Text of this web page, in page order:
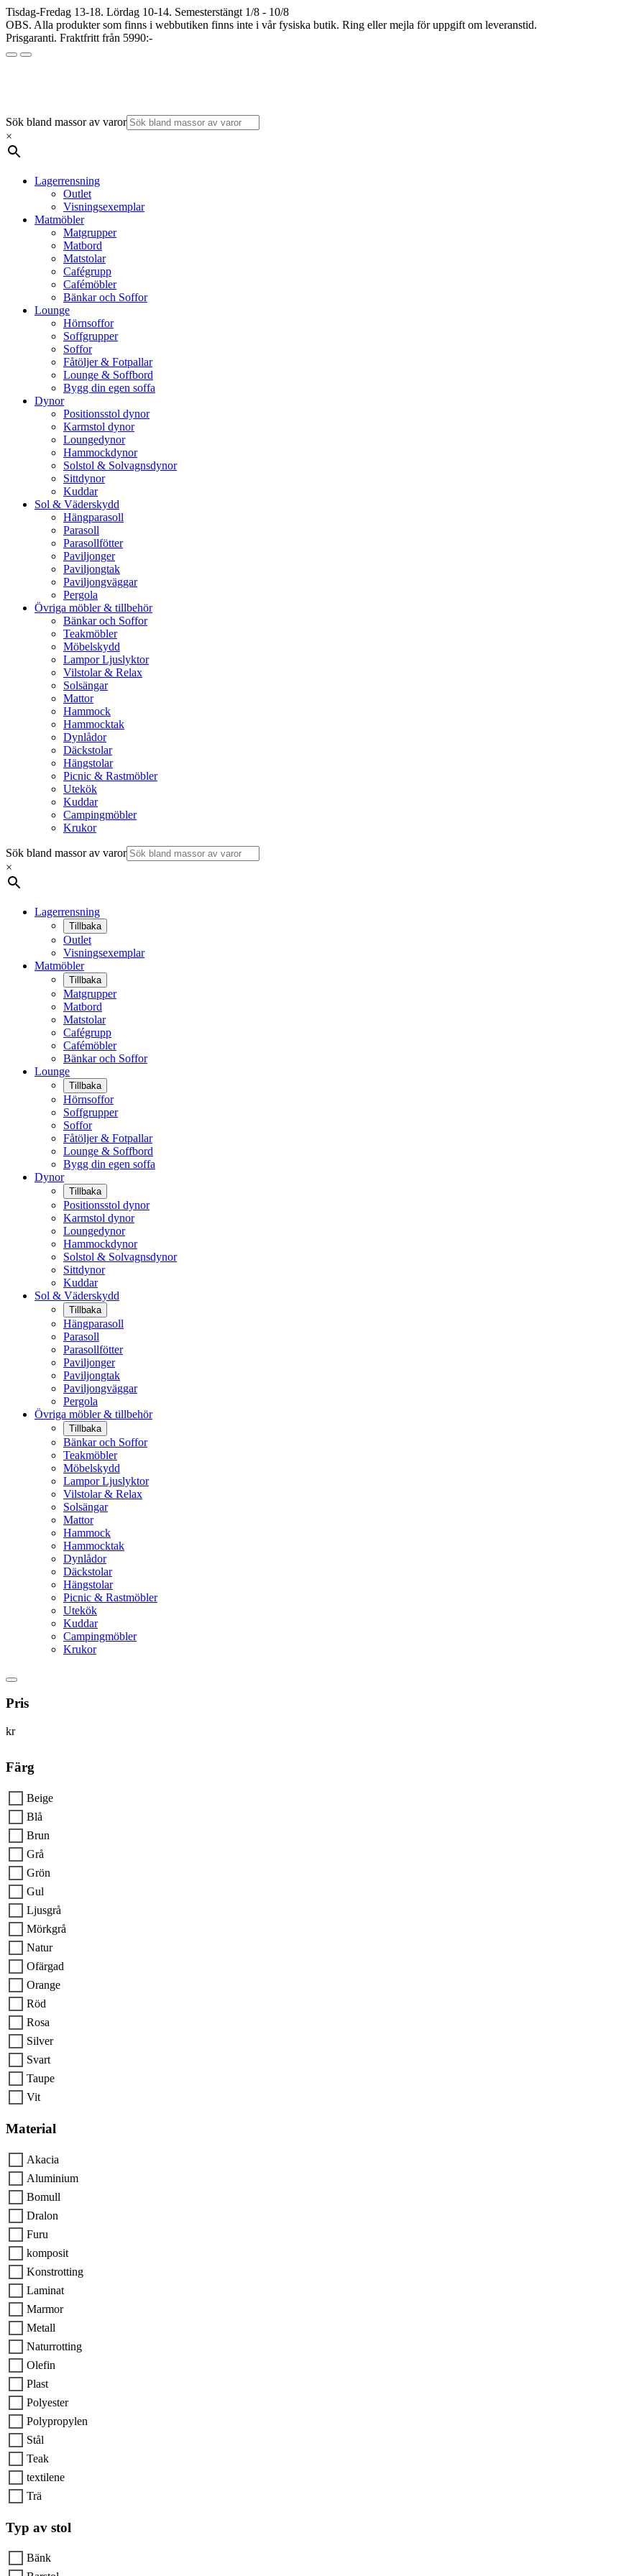
Tisdag-Fredag 13-18. Lördag 10-14. Semesterstängt 1/8 - 10/8
OBS. Alla produkter som finns i webbutiken finns inte i vår fysiska butik. Ring eller mejla för uppgift om leveranstid.
Prisgaranti. Fraktfritt från 5990:-
Sök bland massor av varor
×
Lagerrensning
Outlet
Visningsexemplar
Matmöbler
Matgrupper
Matbord
Matstolar
Cafégrupp
Cafémöbler
Bänkar och Soffor
Lounge
Hörnsoffor
Soffgrupper
Soffor
Fåtöljer & Fotpallar
Lounge & Soffbord
Bygg din egen soffa
Dynor
Positionsstol dynor
Karmstol dynor
Loungedynor
Hammockdynor
Solstol & Solvagnsdynor
Sittdynor
Kuddar
Sol & Väderskydd
Hängparasoll
Parasoll
Parasollfötter
Paviljonger
Paviljongtak
Paviljongväggar
Pergola
Övriga möbler & tillbehör
Bänkar och Soffor
Teakmöbler
Möbelskydd
Lampor Ljuslyktor
Vilstolar & Relax
Solsängar
Mattor
Hammock
Hammocktak
Dynlådor
Däckstolar
Hängstolar
Picnic & Rastmöbler
Utekök
Kuddar
Campingmöbler
Krukor
Sök bland massor av varor
×
Lagerrensning
Tillbaka
Outlet
Visningsexemplar
Matmöbler
Tillbaka
Matgrupper
Matbord
Matstolar
Cafégrupp
Cafémöbler
Bänkar och Soffor
Lounge
Tillbaka
Hörnsoffor
Soffgrupper
Soffor
Fåtöljer & Fotpallar
Lounge & Soffbord
Bygg din egen soffa
Dynor
Tillbaka
Positionsstol dynor
Karmstol dynor
Loungedynor
Hammockdynor
Solstol & Solvagnsdynor
Sittdynor
Kuddar
Sol & Väderskydd
Tillbaka
Hängparasoll
Parasoll
Parasollfötter
Paviljonger
Paviljongtak
Paviljongväggar
Pergola
Övriga möbler & tillbehör
Tillbaka
Bänkar och Soffor
Teakmöbler
Möbelskydd
Lampor Ljuslyktor
Vilstolar & Relax
Solsängar
Mattor
Hammock
Hammocktak
Dynlådor
Däckstolar
Hängstolar
Picnic & Rastmöbler
Utekök
Kuddar
Campingmöbler
Krukor
Pris
kr
Färg
Beige
Blå
Brun
Grå
Grön
Gul
Ljusgrå
Mörkgrå
Natur
Ofärgad
Orange
Röd
Rosa
Silver
Svart
Taupe
Vit
Material
Akacia
Aluminium
Bomull
Dralon
Furu
komposit
Konstrotting
Laminat
Marmor
Metall
Naturrotting
Olefin
Plast
Polyester
Polypropylen
Stål
Teak
textilene
Trä
Typ av stol
Bänk